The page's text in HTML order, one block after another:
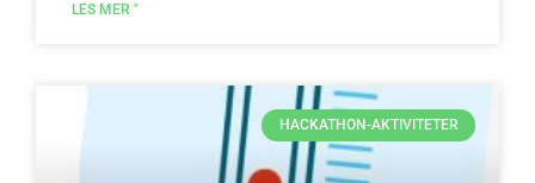
LES MER "
HACKATHON-AKTIVITETER